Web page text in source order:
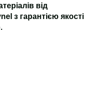
від
з гарантією якості